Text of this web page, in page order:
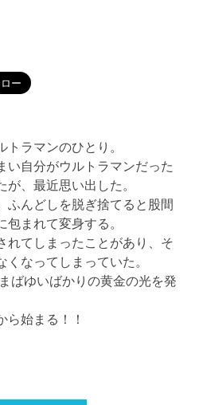
ラマンのひとり。
い自分がウルトラマンだった
、最近思い出した。
ふんどしを脱ぎ捨てると股間
まれて変身する。
れてしまったことがあり、そ
なってしまっていた。
ばゆいばかりの黄金の光を発
ら始まる！！